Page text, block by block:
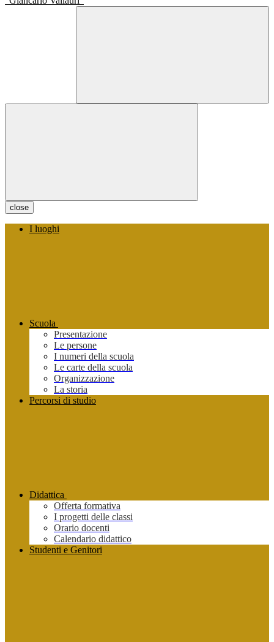
close
I luoghi
Scuola
Presentazione
Le persone
I numeri della scuola
Le carte della scuola
Organizzazione
La storia
Percorsi di studio
Didattica
Offerta formativa
I progetti delle classi
Orario docenti
Calendario didattico
Studenti e Genitori